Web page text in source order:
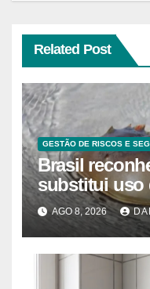
Related Post
GESTÃO DE RISCOS E
Brasil
substitui uso
caranguejo-
farmacêuticos
AGO 8, 2026